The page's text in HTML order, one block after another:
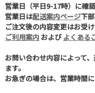
営業日（平日9-17時）に確
営業日は配送案内ページ下
ご注文後の内容変更はお受
ご利用案内 および よくある
お問い合わせ内容によって
ます。
お急ぎの場合は、営業時間